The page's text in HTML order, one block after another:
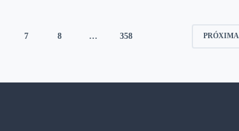
7 8 … 358 PRÓXIMA